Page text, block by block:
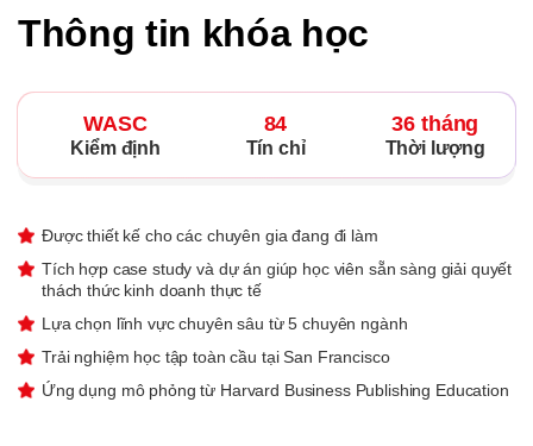
Thông tin khóa học
WASC
Kiểm định
84
Tín chỉ
36 tháng
Thời lượng
Được thiết kế cho các chuyên gia đang đi làm
Tích hợp case study và dự án giúp học viên sẵn sàng giải quyết
thách thức kinh doanh thực tế
Lựa chọn lĩnh vực chuyên sâu từ 5 chuyên ngành
Trải nghiệm học tập toàn cầu tại San Francisco
Ứng dụng mô phỏng từ Harvard Business Publishing Education